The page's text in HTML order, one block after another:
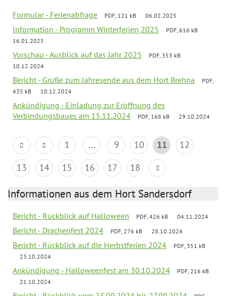
Formular - Ferienabfrage PDF, 121 kB 06.02.2025
Information - Programm Winterferien 2025
PDF, 616 kB
16.01.2025
Vorschau - Ausblick auf das Jahr 2025
PDF, 353 kB
10.12.2024
Bericht - Grüße zum Jahresende aus dem Hort Brehna
PDF,
435 kB
10.12.2024
Ankündigung - Einladung zur Eröffnung des
Verbindungsbaues am 15.11.2024
PDF, 168 kB 29.10.2024
1 ... 9 10 11
12
13
14 15 16 17 18
Informationen aus dem Hort Sandersdorf
Bericht - Rückblick auf Halloween PDF, 426 kB 04.11.2024
Bericht - Drachenfest 2024 PDF, 276 kB 28.10.2024
Bericht - Rückblick auf die Herbstferien 2024
PDF, 351 kB
23.10.2024
Ankündigung - Halloweenfest am 30.10.2024
PDF, 216 kB
21.10.2024